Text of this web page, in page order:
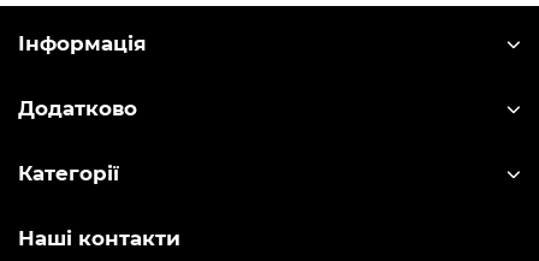
Інформація
Додатково
Категорії
Наші контакти